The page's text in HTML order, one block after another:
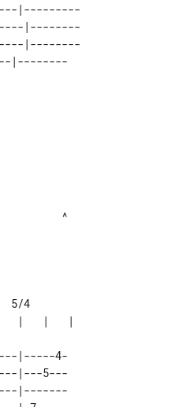
|---------
|--------
|--------
5/4
|-----4-
|---5---
|-------